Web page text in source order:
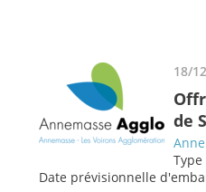
18/
de
Date prévisionnelle